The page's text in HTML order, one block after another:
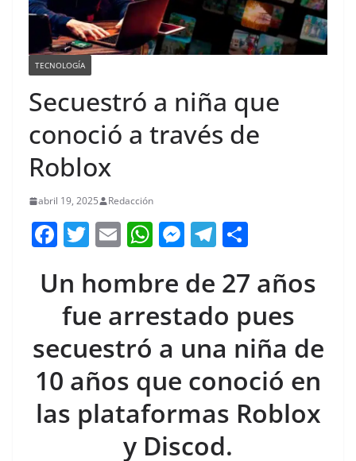
TECNOLOGÍA
Secuestró a niña que
conoció a través de
Roblox
abril 19, 2025 Redacción
F
c
e
b
o
o
k
T
itt
er
E
ai
l
W
at
s
A
p
p
M
ss
e
n
g
er
T
e
gr
a
m
m
p
ar
tir
Un hombre de 27 años
fue arrestado pues
secuestró a una niña de
10 años que conoció en
las plataformas Roblox
y Discod.